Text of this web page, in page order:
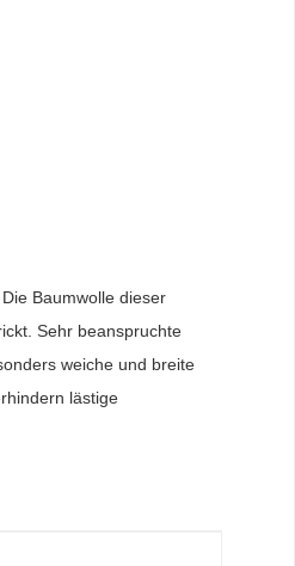
Baumwolle dieser
Sehr beanspruchte
weiche und breite
lästige